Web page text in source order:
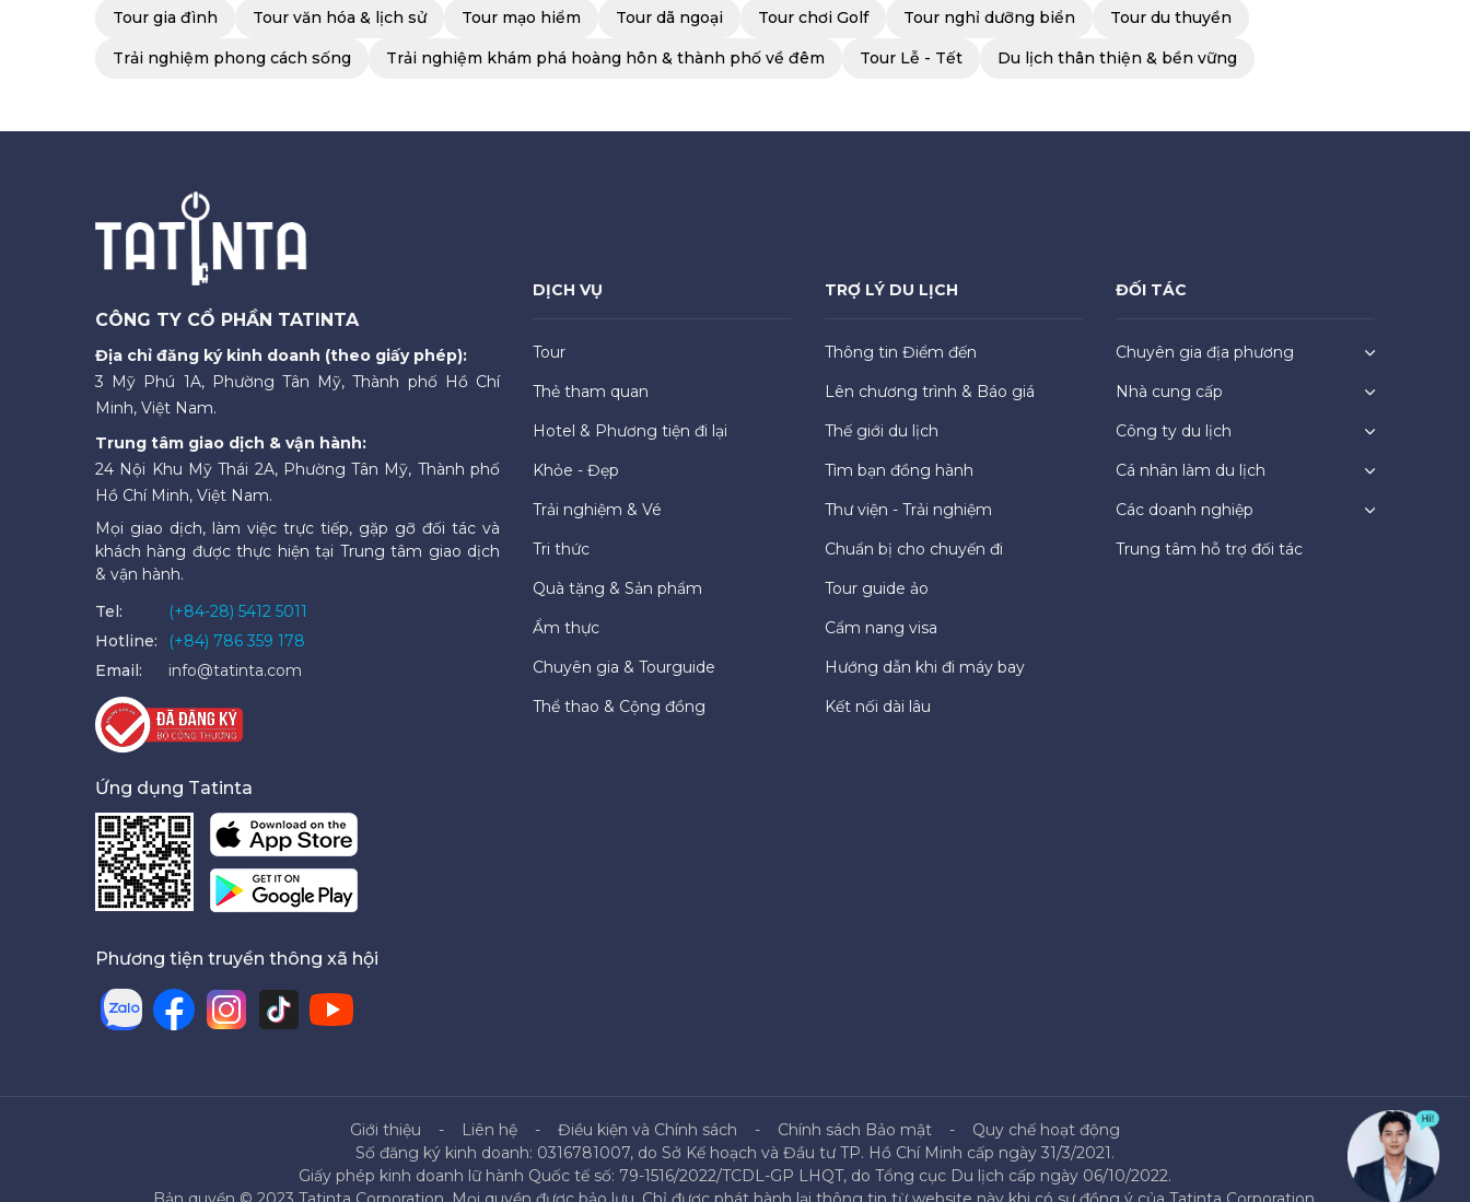
Tour gia đình Tour văn hóa & lịch sử Tour mạo hiểm Tour dã ngoại Tour chơi Golf Tour nghỉ dưỡng biển Tour du thuyền
Trải nghiệm phong cách sống Trải nghiệm khám phá hoàng hôn & thành phố về đêm Tour Lễ - Tết Du lịch thân thiện & bền vững
CÔNG TY CỔ PHẦN TATINTA
Địa chỉ đăng ký kinh doanh (theo giấy phép):
3 Mỹ Phú 1A, Phường Tân Mỹ, Thành phố Hồ Chí
Minh, Việt Nam.
Trung tâm giao dịch & vận hành:
24 Nội Khu Mỹ Thái 2A, Phường Tân Mỹ, Thành phố
Hồ Chí Minh, Việt Nam.
Mọi giao dịch, làm việc trực tiếp, gặp gỡ đối tác và
khách hàng được thực hiện tại Trung tâm giao dịch
& vận hành.
Tel:
(+84-28) 5412 5011
Hotline:
(+84) 786 359 178
Email:
info@tatinta.com
Ứng dụng Tatinta
Phương tiện truyền thông xã hội
DỊCH VỤ
Tour
Thẻ tham quan
Hotel & Phương tiện đi lại
Khỏe - Đẹp
Trải nghiệm & Vé
Tri thức
Quà tặng & Sản phẩm
Ẩm thực
Chuyên gia & Tourguide
Thể thao & Cộng đồng
TRỢ LÝ DU LỊCH
Thông tin Điểm đến
Lên chương trình & Báo giá
Thế giới du lịch
Tìm bạn đồng hành
Thư viện - Trải nghiệm
Chuẩn bị cho chuyến đi
Tour guide ảo
Cẩm nang visa
Hướng dẫn khi đi máy bay
Kết nối dài lâu
ĐỐI TÁC
Chuyên gia địa phương
Nhà cung cấp
Công ty du lịch
Cá nhân làm du lịch
Các doanh nghiệp
Trung tâm hỗ trợ đối tác
Giới thiệu Liên hệ Điều kiện và Chính sách Chính sách Bảo mật
Quy chế hoạt động
Số đăng ký kinh doanh: 0316781007, do Sở Kế hoạch và Đầu tư TP. Hồ Chí Minh cấp ngày 31/3/2021.
Giấy phép kinh doanh lữ hành Quốc tế số: 79-1516/2022/TCDL-GP LHQT, do Tổng cục Du lịch cấp ngày 06/10/2022.